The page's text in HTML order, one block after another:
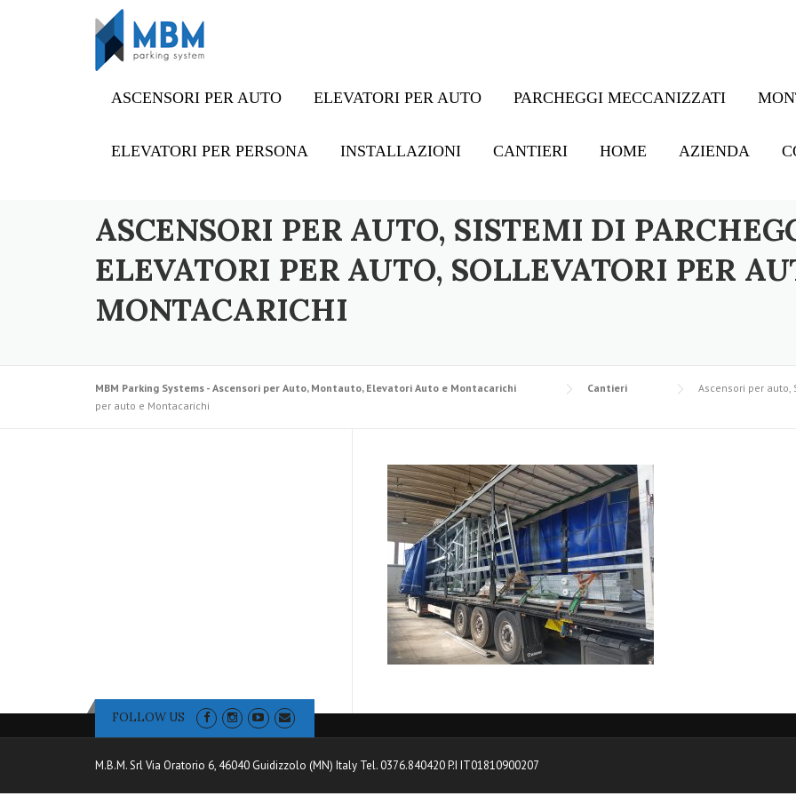
ASCENSORI PER AUTO ELEVATORI PER AUTO PARCHEGGI MECCANIZZATI
ELEVATORI PER PERSONA INSTALLAZIONI CANTIERI HOME AZIENDA
ASCENSORI PER AUTO, SISTEMI DI
ELEVATORI PER AUTO, SOLLEVATORI PER
MONTACARICHI
MBM Parking Systems - Ascensori per Auto, Montauto, Elevatori Auto e Montacarichi Cantieri
Ascensori per auto,
per auto e Montacarichi
FOLLOW US
M.B.M. Srl Via Oratorio 6, 46040 Guidizzolo (MN) Italy Tel. 0376.840420 P.I IT01810900207